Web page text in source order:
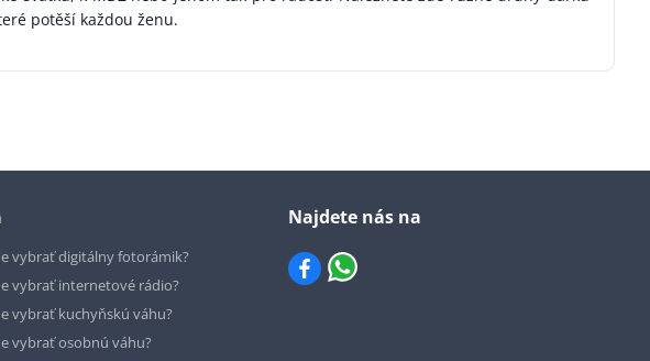
potěší každou ženu.
vybrať digitálny fotorámik?
vybrať internetové rádio?
vybrať kuchyňskú váhu?
vybrať osobnú váhu?
Najdete nás na